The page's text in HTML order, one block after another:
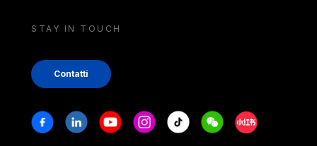
STAY IN TOUCH
Contatti
Stay in touch
FacebookLinkedinYoutubeInstagram
Tiktok WeechatXiaohongshu/